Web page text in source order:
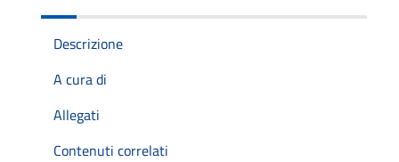
Descrizione
A cura di
Allegati
Contenuti correlati